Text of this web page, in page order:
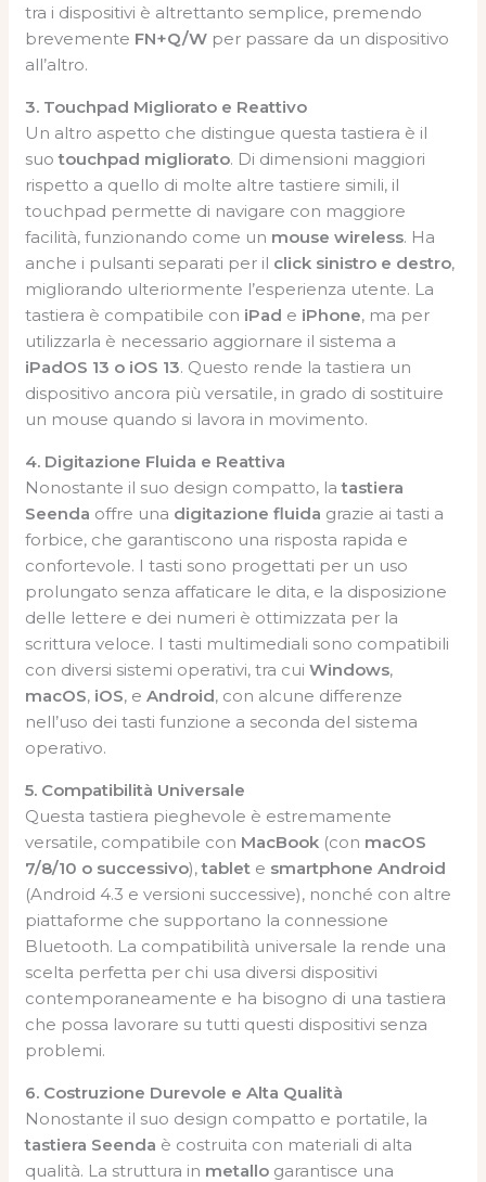
tra i dispositivi è altrettanto semplice, premendo
brevemente FN+Q/W per passare da un dispositivo
all’altro.
3. Touchpad Migliorato e Reattivo
Un altro aspetto che distingue questa tastiera è il
suotouchpad migliorato. Di dimensioni maggiori
rispetto a quello di molte altre tastiere simili, il
touchpad permette di navigare con maggiore
facilità, funzionando come un mouse wireless. Ha
anche i pulsanti separati per il click sinistro e destro,
migliorando ulteriormente l’esperienza utente. La
tastiera è compatibile con iPad e iPhone, ma per
utilizzarla è necessario aggiornare il sistema a
iPadOS 13 o iOS 13. Questo rende la tastiera un
dispositivo ancora più versatile, in grado di sostituire
un mouse quando si lavora in movimento.
4. Digitazione Fluida e Reattiva
Nonostante il suo design compatto, latastiera
Seenda offre una digitazione fluida grazie ai tasti a
forbice, che garantiscono una risposta rapida e
confortevole. I tasti sono progettati per un uso
prolungato senza affaticare le dita, e la disposizione
delle lettere e dei numeri è ottimizzata per la
scrittura veloce. I tasti multimediali sono compatibili
con diversi sistemi operativi, tra cuiWindows,
macOS, iOS, eAndroid, con alcune differenze
nell’uso dei tasti funzione a seconda del sistema
operativo.
5. Compatibilità Universale
Questa tastiera pieghevole è estremamente
versatile, compatibile con MacBook (con macOS
7/8/10 o successivo),tablet e smartphone Android
(Android 4.3 e versioni successive), nonché con altre
piattaforme che supportano la connessione
Bluetooth. La compatibilità universale la rende una
scelta perfetta per chi usa diversi dispositivi
contemporaneamente e ha bisogno di una tastiera
che possa lavorare su tutti questi dispositivi senza
problemi.
6. Costruzione Durevole e Alta Qualità
Nonostante il suo design compatto e portatile, la
tastiera Seenda è costruita con materiali di alta
qualità. La struttura in metallo garantisce una